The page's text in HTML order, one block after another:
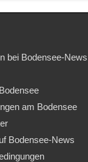
bei Bodensee-
am Bodensee
Bodensee-News